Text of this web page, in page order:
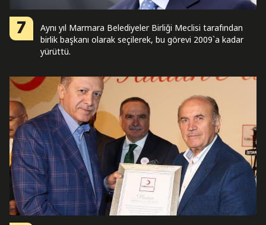
7
Aynı yıl Marmara Belediyeler Birliği Meclisi tarafından
birlik başkanı olarak seçilerek, bu görevi 2009`a kadar
yürüttü.